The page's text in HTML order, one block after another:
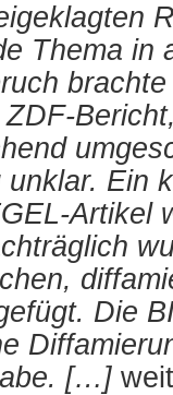
Thema in
Ein
Artikel
Die
[…]